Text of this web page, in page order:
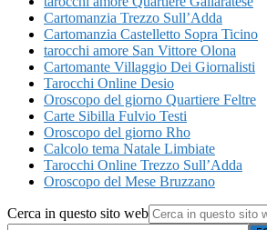
Cartomanzia Trezzo Sull’Adda
Cartomanzia Castelletto Sopra Ticino
tarocchi amore San Vittore Olona
Cartomante Villaggio Dei Giornalisti
Tarocchi Online Desio
Oroscopo del giorno Quartiere Feltre
Carte Sibilla Fulvio Testi
Oroscopo del giorno Rho
Calcolo tema Natale Limbiate
Tarocchi Online Trezzo Sull’Adda
Oroscopo del Mese Bruzzano
Cerca in questo sito web